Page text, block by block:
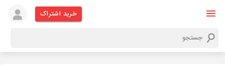
خرید اشتراک